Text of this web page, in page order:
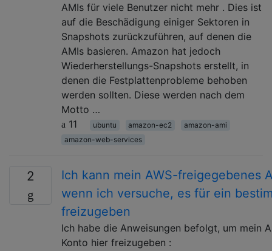
AMIs für viele Benutzer nicht mehr . Dies ist
auf die Beschädigung einiger Sektoren in
Snapshots zurückzuführen, auf denen die
AMIs basieren. Amazon hat jedoch
Wiederherstellungs-Snapshots erstellt, in
denen die Festplattenprobleme behoben
werden sollten. Diese werden nach dem
Motto …
11
ubuntu amazon-ec2
amazon-ami
amazon-web-services
2
Ich kann mein AWS-freigegebenes
wenn ich versuche, es für ein
freizugeben
Ich habe die Anweisungen befolgt, um mein
Konto hier freizugeben :